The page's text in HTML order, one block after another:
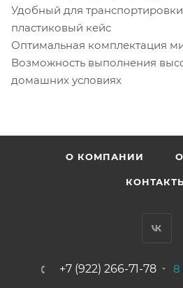
Удобный для
пластиковый кейс
Оптимальная комплектация
Возможность выполнения
домашних условиях
О КОМПАНИИ
+7 (922) 266-71-78 8